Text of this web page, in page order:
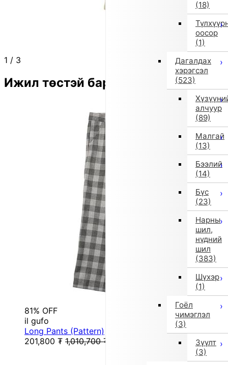
(18)
оосор
(1)
Дагалдах
хэрэгсэл
(523)
алчуур
(89)
Малгай
(13)
Бээлий
(14)
Бүс
(23)
Нарны
шил,
нүдний
шил
(383)
Шүхэр
(1)
Гоёл
чимэглэл
(3)
Зүүлт
(3)
1 / 3
Ижил төстэй бараа
81% OFF
il gufo
Long Pants (Pattern)
201,800 ₮ 1,010,700 ₮